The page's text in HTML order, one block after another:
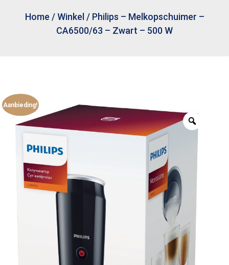
Home /Winkel / Philips – Melkopschuimer –
CA6500/63 – Zwart – 500 W
Aanbieding!